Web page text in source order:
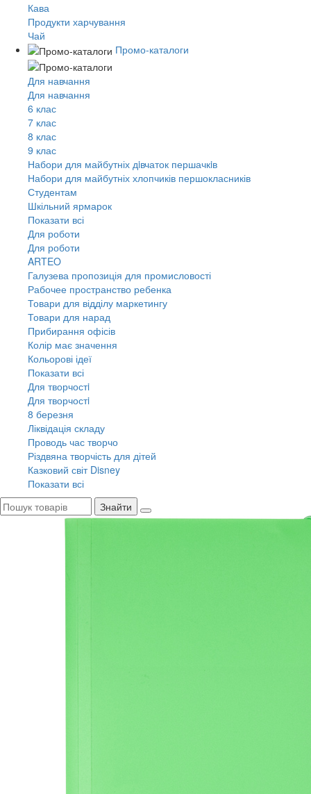
Кава
Продукти харчування
Чай
Промо-каталоги
Для навчання
Для навчання
6 клас
7 клас
8 клас
9 клас
Набори для майбутніх дiвчаток першачкiв
Набори для майбутніх хлопчиків першокласників
Студентам
Шкільний ярмарок
Показати всі
Для роботи
Для роботи
ARTEO
Галузева пропозиція для промисловості
Рабочее пространство ребенка
Товари для відділу маркетингу
Товари для нарад
Прибирання офісів
Колір має значення
Кольорові ідеї
Показати всі
Для творчостi
Для творчостi
8 березня
Ліквідація складу
Проводь час творчо
Різдвяна творчість для дітей
Казковий світ Disney
Показати всі
Знайти